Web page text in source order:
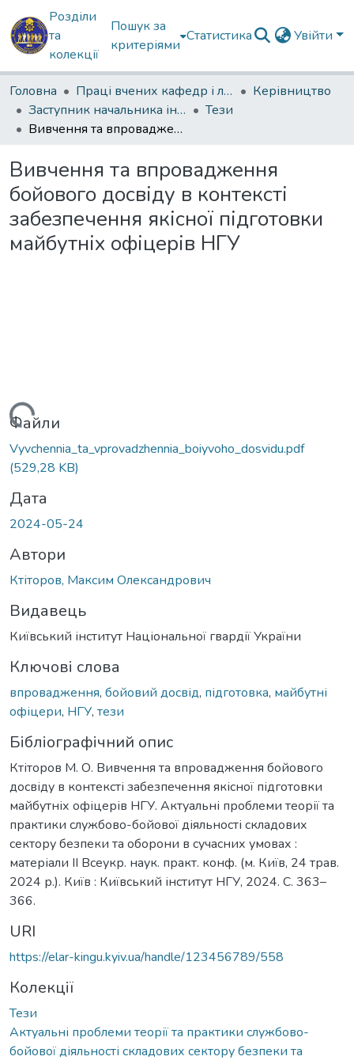
Розділи
та
колекції
Пошук за
критеріями
Статистика Увійти
Головна Праці вчених кафедр і лабораторій
Керівництво
Заступник начальника інституту з наукової роботи
Тези
Вивчення та впровадження бойового досвіду в контексті забезпечення якісної підготовки майбутніх офіцерів НГУ
Вивчення та впровадження
бойового досвіду в контексті
забезпечення якісної підготовки
майбутніх офіцерів НГУ
Файли
Vyvchennia_ta_vprovadzhennia_boiyvoho_dosvidu.pdf
(529,28 KB)
Дата
2024-05-24
Автори
Ктіторов, Максим Олександрович
Видавець
Київський інститут Національної гвардії України
Ключові слова
впровадження, бойовий досвід, підготовка, майбутні
офіцери, НГУ, тези
Бібліографічний опис
Ктіторов М. О. Вивчення та впровадження бойового
досвіду в контексті забезпечення якісної підготовки
майбутніх офіцерів НГУ. Актуальні проблеми теорії та
практики службово-бойової діяльності складових
сектору безпеки та оборони в сучасних умовах :
матеріали ІІ Всеукр. наук. практ. конф. (м. Київ, 24 трав.
2024 р.). Київ : Київський інститут НГУ, 2024. С. 363–
366.
URI
https://elar-kingu.kyiv.ua/handle/123456789/558
Колекції
Тези
Актуальні проблеми теорії та практики службово-
бойової діяльності складових сектору безпеки та